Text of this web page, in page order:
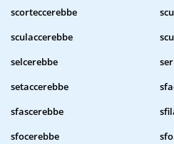
scorteccerebbe
sculaccerebbe
selcerebbe
setaccerebbe
sfascerebbe
sfocerebbe